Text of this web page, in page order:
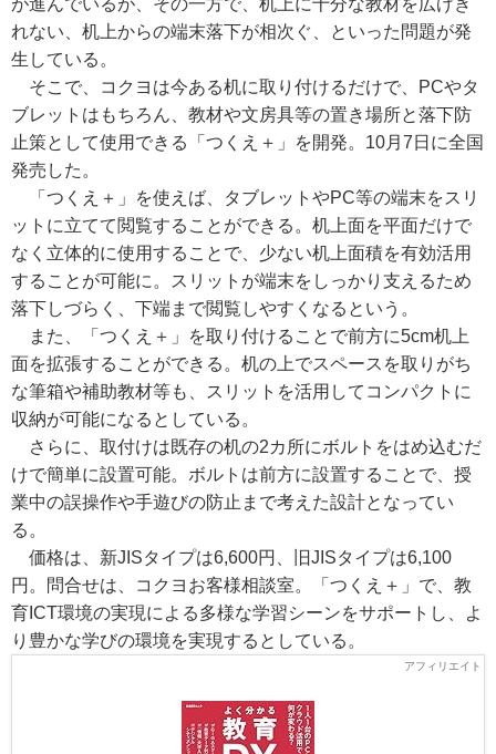
が進んでいるが、その一方で、机上に十分な教材を広げき
れない、机上からの端末落下が相次ぐ、といった問題が発
生している。
そこで、コクヨは今ある机に取り付けるだけで、PCやタ
ブレットはもちろん、教材や文房具等の置き場所と落下防
止策として使用できる「つくえ＋」を開発。10月7日に全国
発売した。
「つくえ＋」を使えば、タブレットやPC等の端末をスリ
ットに立てて閲覧することができる。机上面を平面だけで
なく立体的に使用することで、少ない机上面積を有効活用
することが可能に。スリットが端末をしっかり支えるため
落下しづらく、下端まで閲覧しやすくなるという。
また、「つくえ＋」を取り付けることで前方に5cm机上
面を拡張することができる。机の上でスペースを取りがち
な筆箱や補助教材等も、スリットを活用してコンパクトに
収納が可能になるとしている。
さらに、取付けは既存の机の2カ所にボルトをはめ込むだ
けで簡単に設置可能。ボルトは前方に設置することで、授
業中の誤操作や手遊びの防止まで考えた設計となってい
る。
価格は、新JISタイプは6,600円、旧JISタイプは6,100
円。問合せは、コクヨお客様相談室。「つくえ＋」で、教
育ICT環境の実現による多様な学習シーンをサポートし、よ
り豊かな学びの環境を実現するとしている。